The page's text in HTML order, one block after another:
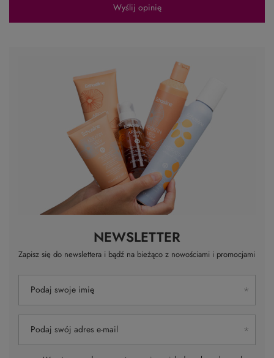
Wyślij opinię
NEWSLETTER
Zapisz się do newslettera i bądź na bieżąco z nowościami i promocjami
Podaj swoje imię
Podaj swój adres e-mail